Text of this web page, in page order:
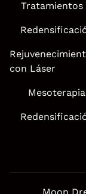
Tratamientos
con Láser